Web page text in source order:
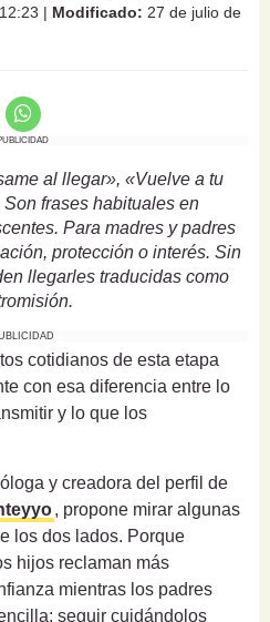
| Modificado: 27 de julio de
al llegar», «Vuelve a tu
frases habituales en
Para madres y padres
protección o interés. Sin
llegarles traducidas como
cotidianos de esta etapa
con esa diferencia entre lo
y lo que los
y creadora del perfil de
, propone mirar algunas
los dos lados. Porque
hijos reclaman más
mientras los padres
seguir cuidándolos